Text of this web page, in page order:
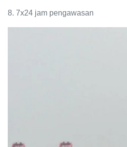
8. 7x24 jam pengawasan